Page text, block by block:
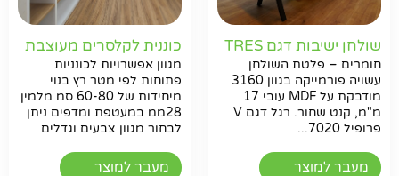
שולחן ישיבות דגם TRES
חומרים – פלטת השולחן
עשויה פורמייקה בגוון 3160
מודבקת על MDF עובי 17
מ"מ, קנט שחור. רגל דגם V
פרופיל 7020...
מעבר למוצר
כוננית לקלסרים מעוצבת
מגוון אפשרויות לכונניות
פתוחות לפי מטר רץ בנוי
מיחידות של 60-80 סמ מלמין
28ממ במעטפת ומדפים ניתן
לבחור מגוון צבעים וגדלים
מעבר למוצר